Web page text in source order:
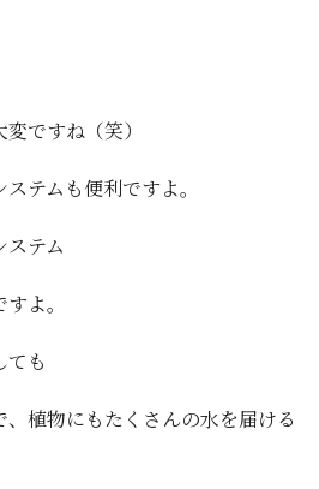
ですね（笑）
テムも便利ですよ。
ステム
よ。
ても
植物にもたくさんの水を届ける